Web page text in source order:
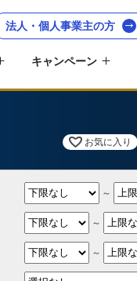
法人・個人事業主の方
キャンペーン
お気に入り
～
～
～